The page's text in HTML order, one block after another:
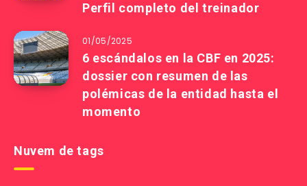
Perfil completo del treinador
01/05/2025
6 escándalos en la CBF en 2025:
dossier con resumen de las
polémicas de la entidad hasta el
momento
Nuvem de tags